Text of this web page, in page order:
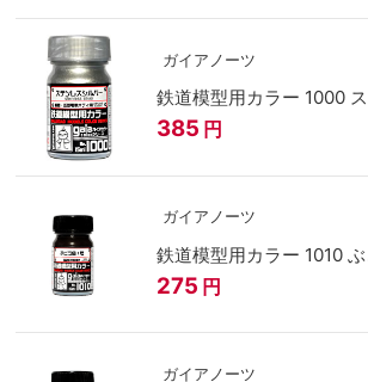
ガイアノーツ
鉄道模型用カラー 1000
385 円
ガイアノーツ
鉄道模型用カラー 1010
275 円
ガイアノーツ